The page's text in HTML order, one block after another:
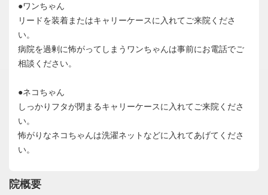
●ワンちゃん
リードを装着またはキャリーケースに入れてご来院くださ
い。
病院を過剰に怖がってしまうワンちゃんは事前にお電話でご
相談ください。
●ネコちゃん
しっかりフタが閉まるキャリーケースに入れてご来院くださ
い。
怖がりなネコちゃんは洗濯ネットなどに入れてあげてくださ
い。
院概要